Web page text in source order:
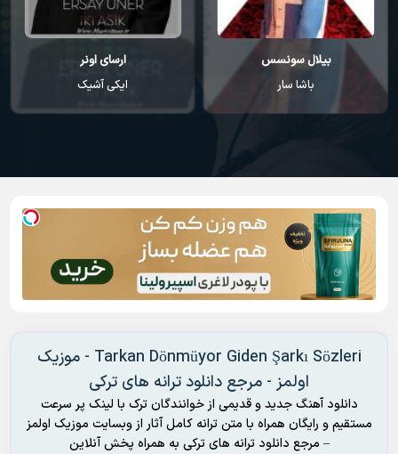
بیلال سونسس
باشا سار
ارسای اونر
ایکی آشیک
Tarkan Dönmüyor Giden Şarkı Sözleri - موزیک
اولمز - مرجع دانلود ترانه های ترکی
دانلود آهنگ جدید و قدیمی از خوانندگان ترک با لینک پر سرعت
مستقیم و رایگان همراه با متن ترانه کامل آثار از وبسایت موزیک اولمز
– مرجع دانلود ترانه های ترکی به همراه پخش آنلاین